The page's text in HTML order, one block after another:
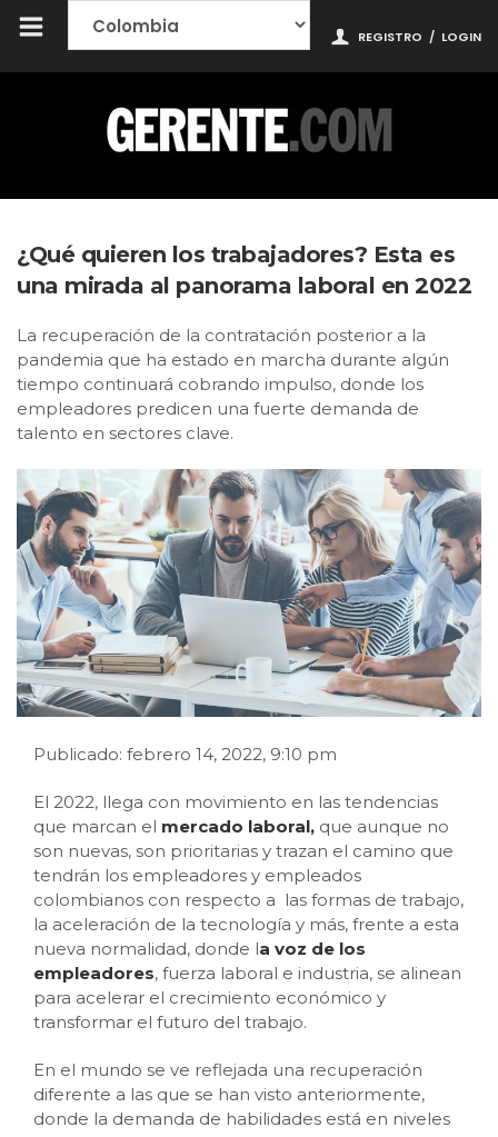
REGISTRO / LOGIN
¿Qué quieren los trabajadores? Esta es
una mirada al panorama laboral en 2022
La recuperación de la contratación posterior a la
pandemia que ha estado en marcha durante algún
tiempo continuará cobrando impulso, donde los
empleadores predicen una fuerte demanda de
talento en sectores clave.
Publicado: febrero 14, 2022, 9:10 pm
El 2022, llega con movimiento en las tendencias
que marcan el mercado laboral, que aunque no
son nuevas, son prioritarias y trazan el camino que
tendrán los empleadores y empleados
colombianos con respecto a las formas de trabajo,
la aceleración de la tecnología y más, frente a esta
nueva normalidad, donde la voz de los
empleadores, fuerza laboral e industria, se alinean
para acelerar el crecimiento económico y
transformar el futuro del trabajo.
En el mundo se ve reflejada una recuperación
diferente a las que se han visto anteriormente,
donde la demanda de habilidades está en niveles